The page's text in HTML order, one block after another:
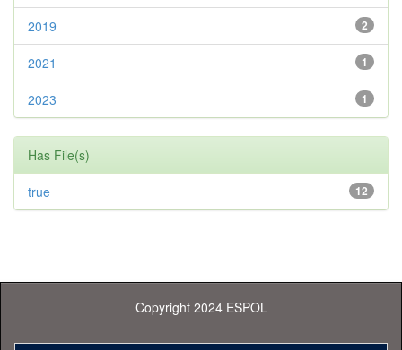
2
2019
1
2021
1
2023
Has File(s)
12
true
Copyright 2024 ESPOL